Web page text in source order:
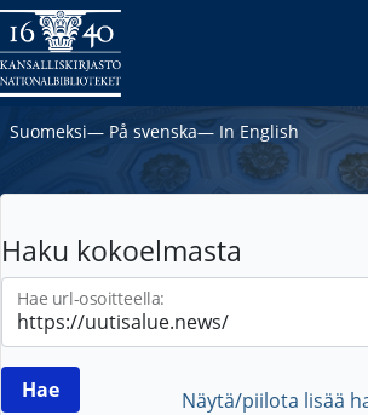
Suomeksi― På svenska― In English
Haku kokoelmasta
Hae url-osoitteella:
Näytä/piilota lisää